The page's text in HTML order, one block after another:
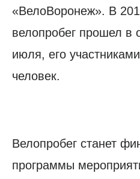
«ВелоВоронеж». В
велопробег прошел в
июля, его
человек.
Велопробег станет
программы